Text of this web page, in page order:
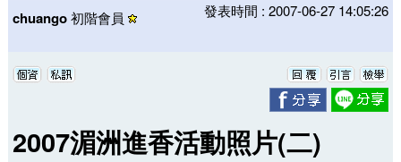
chuango初階會員 發表時間 : 2007-06-27 14:05:26
2007湄洲進香活動照片(二)